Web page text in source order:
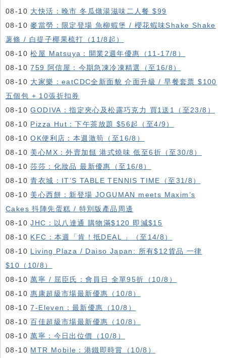
08-10 大快活：晚市 冬瓜燉湯滋味二人餐 $99
08-10麥當勞：限定登場 魚柳蝦堡 / 櫻花蝦味Shake Shake
薯條 / 白提子椰果梳打（11/8起）
08-10松屋 Matsuya：開業2週年優惠（11-17/8）
08-10759 阿信屋：今期急凍冷凍精選（至16/8）
08-10 大家樂：eatCDC全新面貌 介面升級 / 早餐套票 $100
五個包 + 10張折扣券
08-10GODIVA：指定夾心及松露巧克力 買1送1（至23/8）
08-10 Pizza Hut：下午茶放題 $56起（至4/9）
08-10OK便利店：本週激筍（至16/8）
08-10 美心MX：外賣加餸 港式燒味 低至6折（至30/8）
08-10莎莎：化妝品 最新優惠（至16/8）
08-10青衣城：IT’S TABLE TENNIS TIME（至31/8）
08-10 美心西餅：新登場 JOGUMAN meets Maxim’s
Cakes 抖陣先蛋糕 / 特別版產品周邊
08-10JHC：以八達通 購物滿$120 即減$15
08-10 KFC ：本週「肯！抵DEAL 」（至14/8）
08-10 Living Plaza / Daiso Japan: 所有$12貨品 一律
$10（10/8）
08-10萬寧 / 屈臣氏：會員日 全單95折（10/8）
08-10惠康超級市場最新優惠（10/8）
08-107-Eleven：最新優惠（10/8）
08-10百佳超級市場最新優惠（10/8）
08-10萬寧：今日出位價（10/8）
08-10 MTR Mobile：港鐵即時賞（10/8）